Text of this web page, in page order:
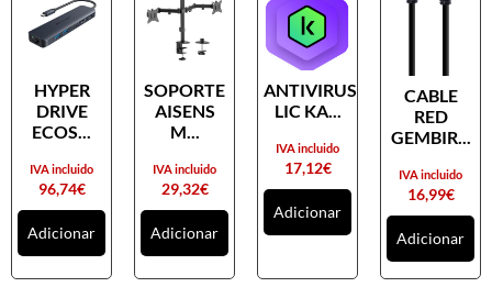
HYPER
DRIVE
ECOS...
96,74€
IVA incluido
Adicionar
SOPORTE
AISENS
M...
29,32€
IVA incluido
Adicionar
ANTIVIRUS
LIC KA...
17,12€
IVA incluido
Adicionar
CABLE
RED
GEMBIR...
16,99€
IVA incluido
Adicionar